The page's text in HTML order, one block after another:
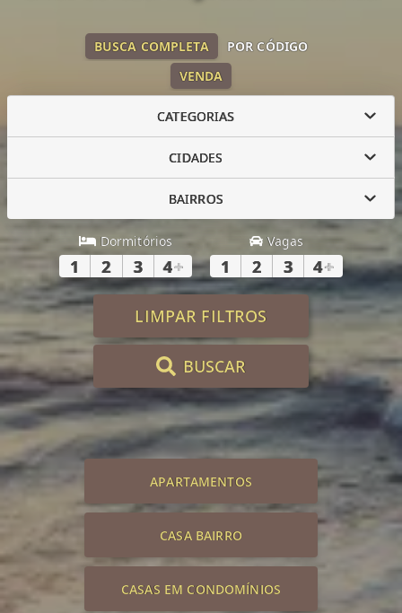
VENDA
BUSCA COMPLETA POR CÓDIGO
CATEGORIAS
CIDADES
BAIRROS
Dormitórios
1 2 3 4+
Vagas
1 2 3 4+
LIMPAR FILTROS
BUSCAR
APARTAMENTOS
CASA BAIRRO
CASAS EM CONDOMÍNIOS